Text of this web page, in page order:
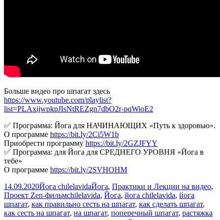
Больше видео про шпагат здесь
https://www.youtube.com/playlist?
list=PLAxijwpkpJIsNtREZgn7dbO2r-pqWioE2
✅ Программа: Йога для НАЧИНАЮЩИХ «Путь к здоровью».
О программе https://bit.ly/2Ci5W1b
Приобрести программу https://bit.ly/2GZJFYY
✅ Программа: для Йога для СРЕДНЕГО УРОВНЯ «Йога в
тебе»
О программе https://bit.ly/2SVHOHM
Опубликовано
14.09.2020Автор
Йога chilelavidaРубрики
Йога, Практики и Лекции на видео,
Проект Zen-фильмМетки
chilelavida, Йога, йога chilelavida, йога
шпагат, как правильно сесть на шпагат, как сделать шпагат,
как сесть на шпагат, на шпагат, поперечный шпагат, растяжка